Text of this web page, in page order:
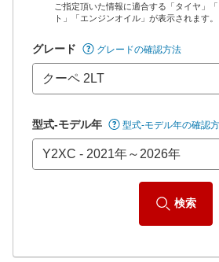
*当該価格は車種別の価格となります。
ご指定頂いた情報に適合する「タイヤ」
ト」「エンジンオイル」が表示されます。
グレード グレードの確認方法
型式-モデル年 型式-モデル年の確認
検索